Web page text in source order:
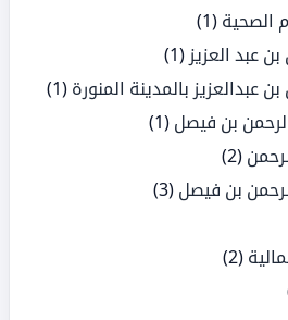
الصحية (1)
عبد العزيز (1)
عبدالعزيز بالمدينة المنورة (1)
بن فيصل (1)
(2)
بن فيصل (3)
(2)